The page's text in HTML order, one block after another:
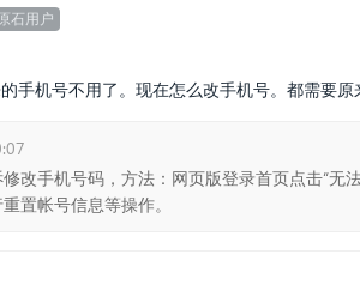
石用户
手机号不用了。现在怎么改手机号。都需要原
改手机号码，方法：网页版登录首页点击“无
置帐号信息等操作。